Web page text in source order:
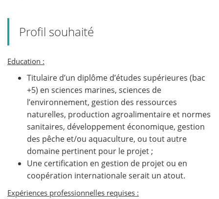
Profil souhaité
Education :
Titulaire d’un diplôme d’études supérieures (bac
+5) en sciences marines, sciences de
l’environnement, gestion des ressources
naturelles, production agroalimentaire et normes
sanitaires, développement économique, gestion
des pêche et/ou aquaculture, ou tout autre
domaine pertinent pour le projet ;
Une certification en gestion de projet ou en
coopération internationale serait un atout.
Expériences professionnelles requises :